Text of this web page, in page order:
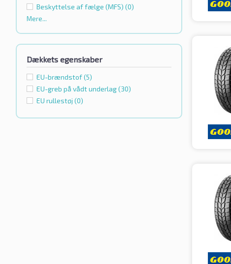
Beskyttelse af fælge (MFS) (0)
Mere...
Dækkets egenskaber
EU-brændstof(5)
EU-greb på vådt underlag(30)
EU rullestøj (0)